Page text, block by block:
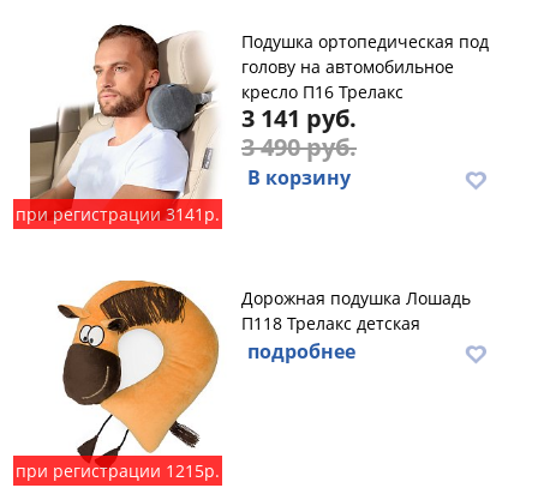
при регистрации 3141р.
Подушка ортопедическая под
голову на автомобильное
кресло П16 Трелакс
3 141 руб.
3 490 руб.
В корзину
при регистрации 1215р.
Дорожная подушка Лошадь
П118 Трелакс детская
подробнее